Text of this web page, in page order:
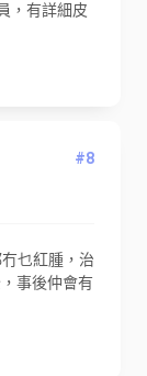
，有詳細皮
#8
乜紅腫，治
事後仲會有